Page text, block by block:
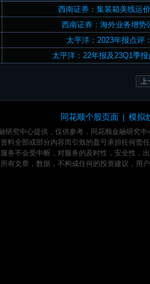
西南证券：集装箱美线运
西南证券：海外业务增势
太平洋：2023年报点评
太平洋：22年报及23Q1季
同花顺个股页面 | 模拟
研究中心提供，仅供参考，同花顺金融研究
料全部或部分内容而引致的盈亏承担任何
务不会受中断，对服务的及时性，安全性，
有文章，数据，不构成任何的投资建议，用